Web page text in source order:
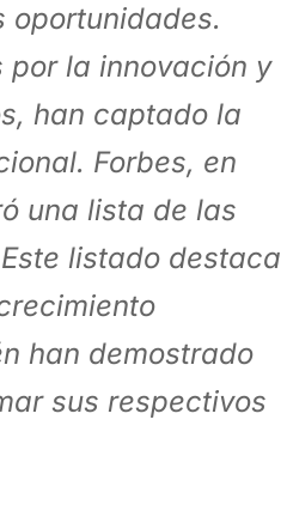
oportunidades.
por la innovación y
han captado la
Forbes, en
una lista de las
listado destaca
han demostrado
sus respectivos